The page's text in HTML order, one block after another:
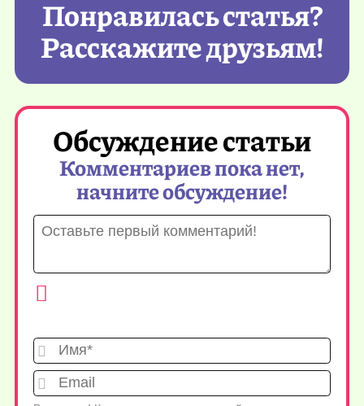
Понравилась статья?
Расскажите друзьям!
Обсуждение статьи
Комментариев пока нет,
начните обсуждение!
Имя*